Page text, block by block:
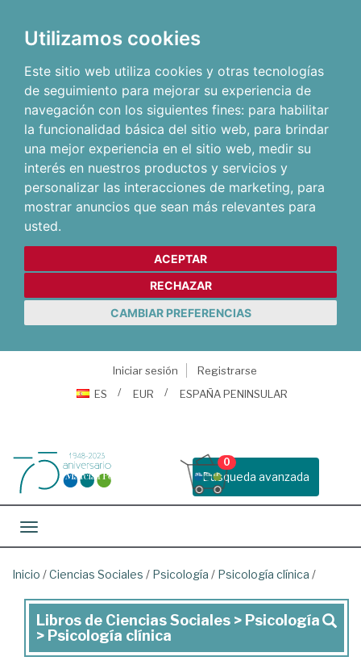
Utilizamos cookies
Este sitio web utiliza cookies y otras tecnologías
de seguimiento para mejorar su experiencia de
navegación con los siguientes fines: para habilitar
la funcionalidad básica del sitio web, para brindar
una mejor experiencia en el sitio web, medir su
interés en nuestros productos y servicios y
personalizar las interacciones de marketing, para
mostrar anuncios que sean más relevantes para
usted.
ACEPTAR
RECHAZAR
CAMBIAR PREFERENCIAS
Iniciar sesión
Registrarse
ES
EUR ESPAÑA PENINSULAR
Busqueda avanzada
0
Toggle navigation
Inicio /Ciencias Sociales / Psicología / Psicología clínica /
Libros
de
Libros de Ciencias Sociales > Psicología
> Psicología clínica